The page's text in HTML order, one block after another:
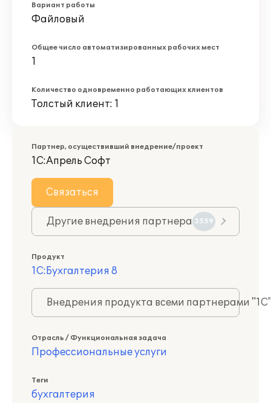
Вариант работы
Файловый
Общее число автоматизированных рабочих мест
1
Количество одновременно работающих клиентов
Толстый клиент: 1
Партнер, осуществивший внедрение/проект
1С:Апрель Софт
Связаться
Другие внедрения партнера 3559
Продукт
1С:Бухгалтерия 8
Внедрения продукта всеми партнерами
Отрасль / Функциональная задача
Профессиональные услуги
Теги
бухгалтерия